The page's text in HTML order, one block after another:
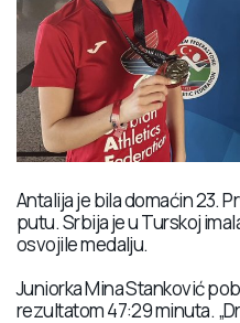
Antalija je bila domaćin 23.
putu. Srbija je u Turskoj
osvojile medalju.
Juniorka Mina Stanković
rezultatom 47:29 minuta.